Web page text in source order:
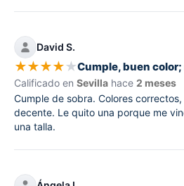
David S.
★★★★★Cumple, buen
Calificado en Sevilla hace 2 meses
Cumple de sobra. Colores
decente. Le quito una porque me
una talla.